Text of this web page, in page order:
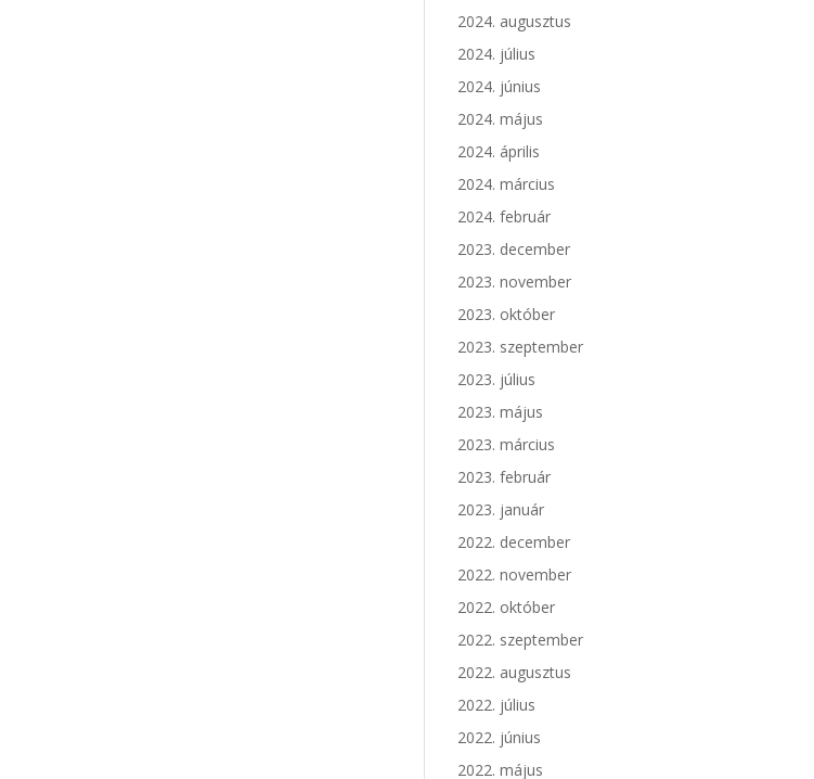
2024. augusztus
2024. július
2024. június
2024. május
2024. április
2024. március
2024. február
2023. december
2023. november
2023. október
2023. szeptember
2023. július
2023. május
2023. március
2023. február
2023. január
2022. december
2022. november
2022. október
2022. szeptember
2022. augusztus
2022. július
2022. június
2022. május